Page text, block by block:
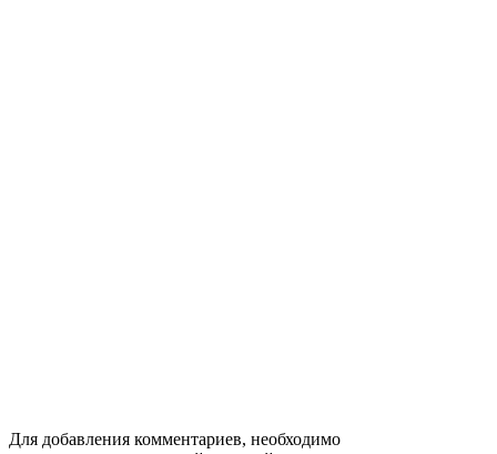
Для добавления комментариев, необходимо